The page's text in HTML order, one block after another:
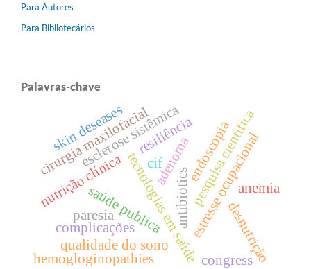
Para Autores
Para Bibliotecários
Palavras-chave
adenoma
tecnologias em saúde
esclerose sistêmica
resiliência
cirurgia maxilofacial estresse ocupacional
nutrição clínicasaúde publica
paresia antibiotics
qualidade do sono
cif
desnutrição
pesquisa científicaanemia
hemogloginopathies
endoscopia
complicações
skin deseases
congress